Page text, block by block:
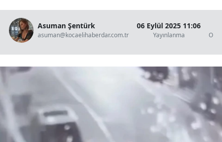
Asuman Şentürk
asuman@kocaelihaberdar.com.tr
06 Eylül 2025 11:06
Yayınlanma